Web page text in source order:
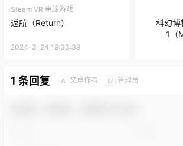
Steam VR 电脑游戏
返航（Return）
2024-3-24 19:33:39
科幻博
1（
1 条回复 A 文章作者 M 管理员